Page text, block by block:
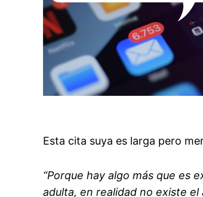
Esta cita suya es larga pero
“Porque hay algo más que es
adulta, en realidad no existe